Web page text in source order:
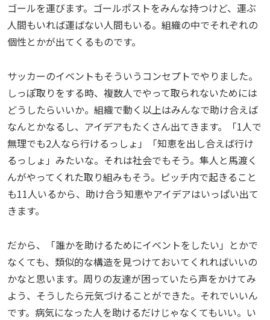
ゴールを運びます。ゴールポストをみんな持つけど、運ぶ
人間もいれば運ばない人間もいる。組織の中でそれぞれの
個性とかが出てくるものです。
サッカーのイベントもそういうコンセプトでやりました。
しっぽ取りをする時、複数人でやって取られないためには
どうしたらいいか。組織で動く以上はみんなで助け合えば
なんとかなるし、アイデアもたくさん出てきます。「1人で
無理でも2人なら行けるっしょ」「知恵を出し合えば行け
るっしょ」みたいな。それは社会でもそう。隼人と馬渡く
んがやってくれた取り組みもそう。ピッチ内で起きること
も11人いるから、助け合う知恵やアイデアはいっぱい出て
きます。
だから、「誰かを助けるためにイベントをしたい」とかで
なくても、類似的な構造を見つけておいてくれればいいの
かなと思います。周りの友達が困っていたら声をかけてみ
よう、そうしたら元気づけることができた。それでいいん
です。病気になった人を助けるだけじゃなくてもいい。い